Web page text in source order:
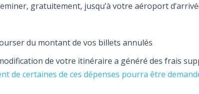
gratuitement, jusqu’à votre aéroport
du montant de vos billets annulés
de votre itinéraire a généré des frais
de certaines de ces dépenses pourra être